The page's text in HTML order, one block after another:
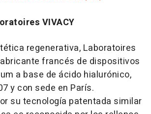
VIVACY
regenerativa, Laboratoires
francés de dispositivos
a base de ácido hialurónico,
y con sede en París.
su tecnología patentada similar